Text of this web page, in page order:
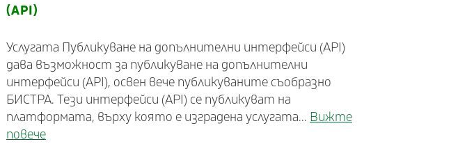
(API)
Услугата Публикуване на допълнителни интерфейси (API)
дава възможност за публикуване на допълнителни
интерфейси (API), освен вече публикуваните съобразно
БИСТРА. Тези интерфейси (API) се публикуват на
платформата, върху която е изградена услугата... Вижте
повече